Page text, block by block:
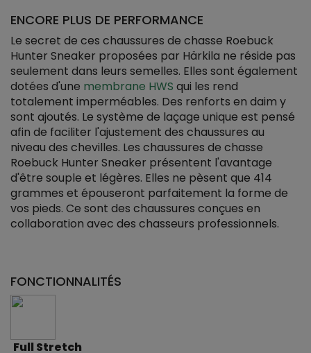
ENCORE PLUS DE PERFORMANCE
Le secret de ces chaussures de chasse Roebuck
Hunter Sneaker proposées par Härkila ne réside pas
seulement dans leurs semelles. Elles sont également
dotées d'une membrane HWS qui les rend
totalement imperméables. Des renforts en daim y
sont ajoutés. Le système de laçage unique est pensé
afin de faciliter l'ajustement des chaussures au
niveau des chevilles. Les chaussures de chasse
Roebuck Hunter Sneaker présentent l'avantage
d'être souple et légères. Elles ne pèsent que 414
grammes et épouseront parfaitement la forme de
vos pieds. Ce sont des chaussures conçues en
collaboration avec des chasseurs professionnels.
FONCTIONNALITÉS
Full Stretch